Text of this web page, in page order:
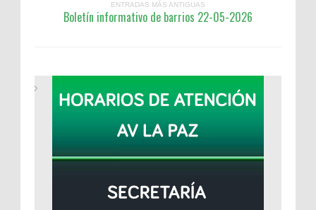
ENTRADAS MÁS ANTIGUAS
Boletín informativo de barrios 22-05-2026